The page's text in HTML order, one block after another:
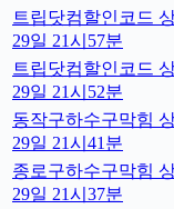
트립닷컴할인코드
29일 21시57분
트립닷컴할인코드
29일 21시52분
동작구하수구막힘
29일 21시41분
종로구하수구막힘
29일 21시37분